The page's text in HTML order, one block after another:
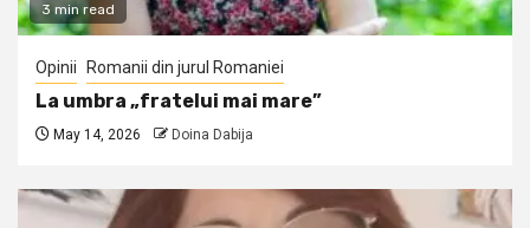
3 min read
Opinii Romanii din jurul Romaniei
La umbra „fratelui mai mare”
May 14, 2026 Doina Dabija